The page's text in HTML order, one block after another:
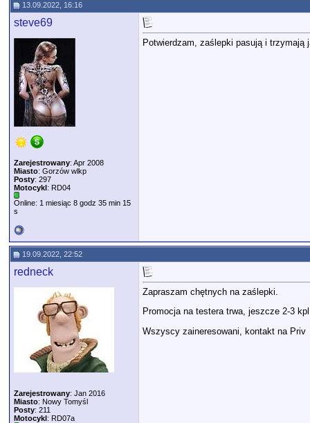
13.09.2022, 16:16
steve69
Zarejestrowany: Apr 2008
Miasto: Gorzów wlkp
Posty: 297
Motocykl: RD04
Online: 1 miesiąc 8 godz 35 min 15
s
Potwierdzam, zaślepki pasują i trzymają
19.09.2022, 22:52
redneck
Zarejestrowany: Jan 2016
Miasto: Nowy Tomyśl
Posty: 211
Motocykl: RD07a
Zapraszam chętnych na zaślepki.
Promocja na testera trwa, jeszcze 2-3
Wszyscy zaineresowani, kontakt na Priv